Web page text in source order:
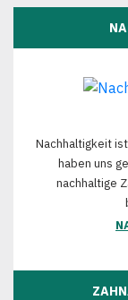
Nachhaltigkeit
haben uns
nachhaltige